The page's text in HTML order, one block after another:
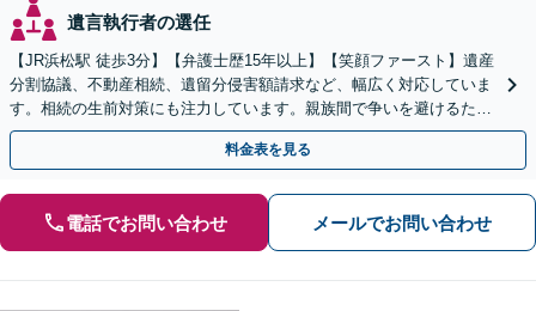
遺言執行者の選任
【JR浜松駅 徒歩3分】【弁護士歴15年以上】【笑顔ファースト】遺産
分割協議、不動産相続、遺留分侵害額請求など、幅広く対応していま
す。相続の生前対策にも注力しています。親族間で争いを避けるため
にも、お早めにご相談ください。【初回面談無料】
料金表を見る
電話でお問い合わせ メールでお問い合わせ